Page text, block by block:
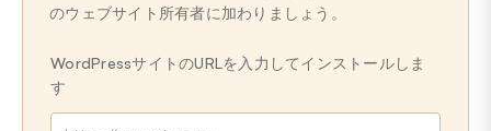
のウェブサイト所有者に加わりましょう。
WordPressサイトのURLを入力してインストールしま
す